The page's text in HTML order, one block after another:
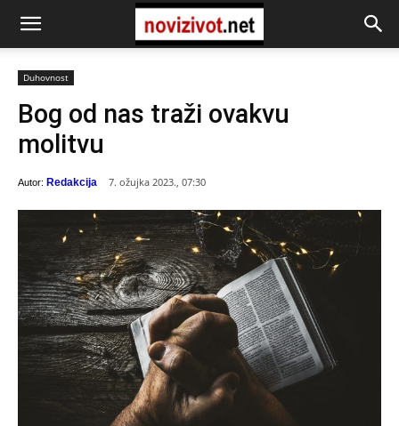
Duhovnost
Bog od nas traži ovakvu
molitvu
Autor: Redakcija 7. ožujka 2023., 07:30